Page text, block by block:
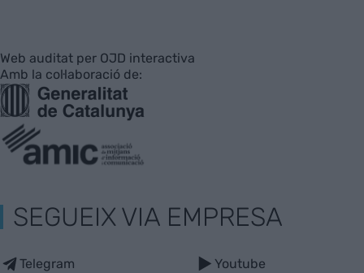
Web auditat per OJD interactiva
Amb la col·laboració de:
SEGUEIX VIA EMPRESA
Telegram Youtube